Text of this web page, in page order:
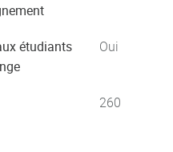
étudiants
Oui
260